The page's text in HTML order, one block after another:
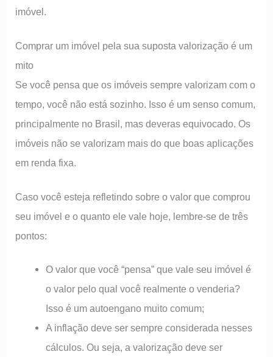
imóvel.
Comprar um imóvel pela sua suposta valorização é um
mito
Se você pensa que os imóveis sempre valorizam com o
tempo, você não está sozinho. Isso é um senso comum,
principalmente no Brasil, mas deveras equivocado. Os
imóveis não se valorizam mais do que boas aplicações
em renda fixa.
Caso você esteja refletindo sobre o valor que comprou
seu imóvel e o quanto ele vale hoje, lembre-se de três
pontos:
O valor que você “pensa” que vale seu imóvel é
o valor pelo qual você realmente o venderia?
Isso é um autoengano muito comum;
A inflação deve ser sempre considerada nesses
cálculos. Ou seja, a valorização deve ser